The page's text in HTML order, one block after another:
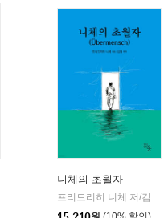
|
현대지성
니체의 초월자
프리드리히 니체 저/김철 편역